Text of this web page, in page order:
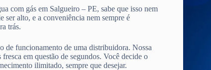
com gás em Salgueiro – PE, sabe que isso nem
ser alto, e a conveniência nem sempre é
trás.
de funcionamento de uma distribuidora. Nossa
em questão de segundos. Você decide o
ilimitado, sempre que desejar.